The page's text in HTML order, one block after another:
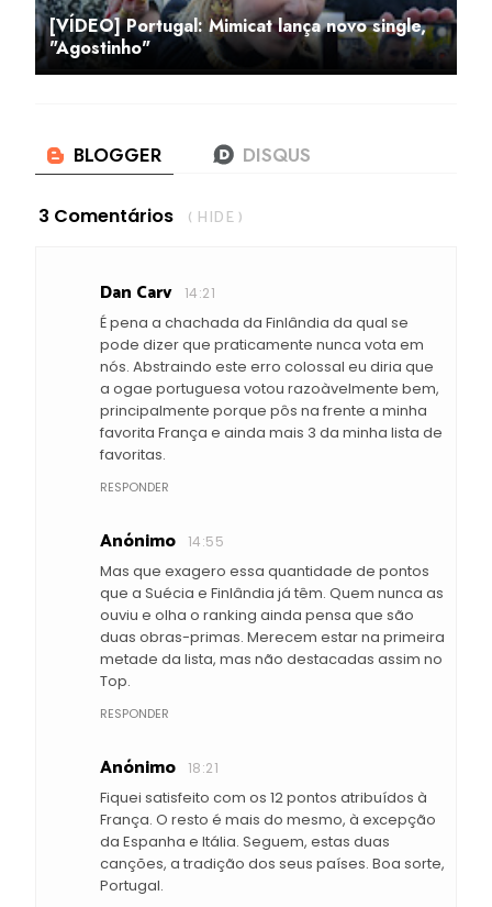
[VÍDEO] Portugal: Mimicat lança novo single,
"Agostinho"
3 Comentários ( HIDE )
Dan Carv 14:21
É pena a chachada da Finlândia da qual se
pode dizer que praticamente nunca vota em
nós. Abstraindo este erro colossal eu diria que
a ogae portuguesa votou razoàvelmente bem,
principalmente porque pôs na frente a minha
favorita França e ainda mais 3 da minha lista de
favoritas.
RESPONDER
Anónimo 14:55
Mas que exagero essa quantidade de pontos
que a Suécia e Finlândia já têm. Quem nunca as
ouviu e olha o ranking ainda pensa que são
duas obras-primas. Merecem estar na primeira
metade da lista, mas não destacadas assim no
Top.
RESPONDER
Anónimo 18:21
Fiquei satisfeito com os 12 pontos atribuídos à
França. O resto é mais do mesmo, à excepção
da Espanha e Itália. Seguem, estas duas
canções, a tradição dos seus países. Boa sorte,
Portugal.